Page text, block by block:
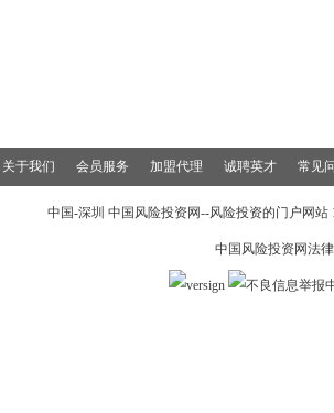
关于我们 会员服务 加盟代理 诚聘英才 常见
中国-深圳 中国风险投资网--风险投资的门户网
中国风险投资网法